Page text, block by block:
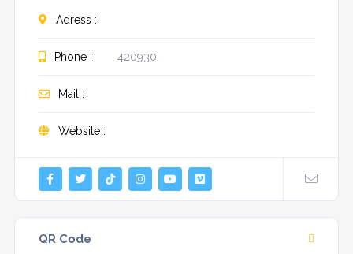
Adress :
Phone : 420930
Mail :
Website :
QR Code